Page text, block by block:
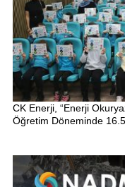
CK Enerji, “Enerji
Öğretim Döneminde